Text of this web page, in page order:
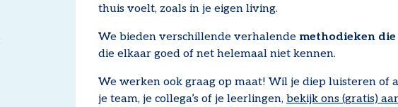
thuis voelt, zoals in je eigen living.
We bieden verschillende verhalende methodieken
die elkaar goed of net helemaal niet kennen.
We werken ook graag op maat! Wil je diep luisteren of
je team, je collega’s of je leerlingen, bekijk ons (gratis)